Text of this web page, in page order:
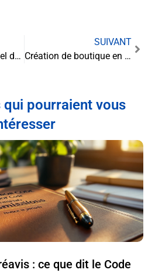
Compte professionnel de SCI et fiscalité des intérêts créditeurs : guide complet
SUIVANT
Création de boutique en ligne et formalités d’enregistrement auprès de la CNIL
pourraient vous
: ce que dit le Code